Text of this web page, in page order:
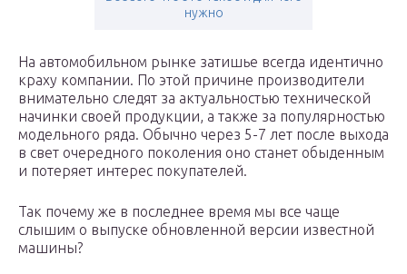
нужно
На автомобильном рынке затишье всегда идентично
краху компании. По этой причине производители
внимательно следят за актуальностью технической
начинки своей продукции, а также за популярностью
модельного ряда. Обычно через 5-7 лет после выхода
в свет очередного поколения оно станет обыденным
и потеряет интерес покупателей.
Так почему же в последнее время мы все чаще
слышим о выпуске обновленной версии известной
машины?